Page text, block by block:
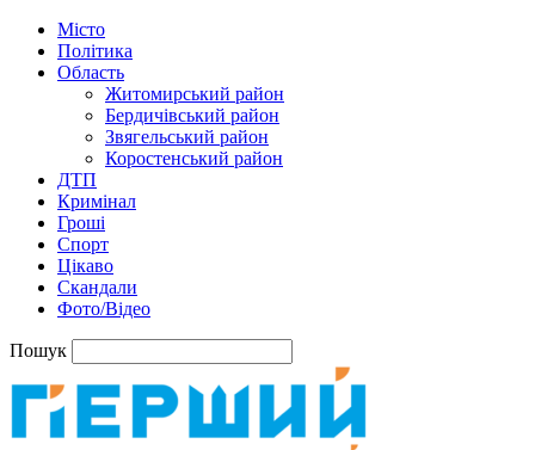
Місто
Політика
Область
Житомирський район
Бердичівський район
Звягельський район
Коростенський район
ДТП
Кримінал
Гроші
Спорт
Цікаво
Скандали
Фото/Відео
Пошук